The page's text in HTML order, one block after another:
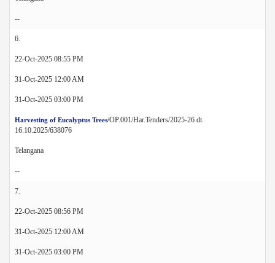
--
6.
22-Oct-2025 08:55 PM
31-Oct-2025 12:00 AM
31-Oct-2025 03:00 PM
Harvesting of Eucalyptus Trees/OP.001/Har.Tenders/2025-26 dt.
16.10.2025/638076
Telangana
--
7.
22-Oct-2025 08:56 PM
31-Oct-2025 12:00 AM
31-Oct-2025 03:00 PM